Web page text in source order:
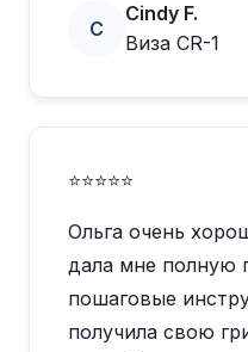
C
Cindy F.
Виза CR-1
⭐⭐⭐⭐⭐
Ольга очень
дала мне полную
пошаговые
получила свою